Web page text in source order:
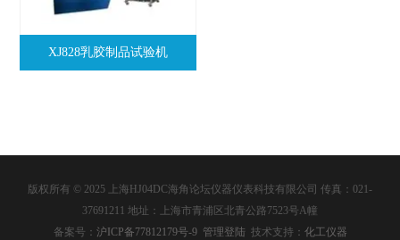
XJ828乳胶制品试验机
版权所有 © 2025 上海HJ04DC海角论坛仪器仪表科技有限公司 传真：021-
37691211 地址：上海市青浦区北青公路7523号A幢
备案号： 沪ICP备77812179号-9 管理登陆 技术支持： 化工仪器